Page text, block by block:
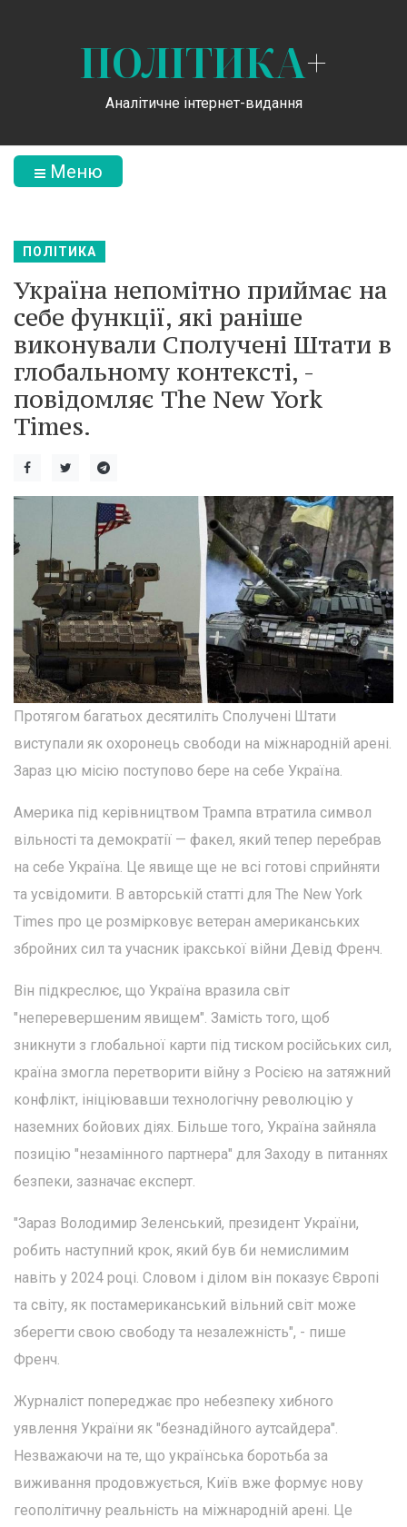
ПОЛІТИКА+
Аналітичне інтернет-видання
Меню
ПОЛІТИКА
Україна непомітно приймає на
себе функції, які раніше
виконували Сполучені Штати в
глобальному контексті, -
повідомляє The New York
Times.
Протягом багатьох десятиліть Сполучені Штати
виступали як охоронець свободи на міжнародній арені.
Зараз цю місію поступово бере на себе Україна.
Америка під керівництвом Трампа втратила символ
вільності та демократії — факел, який тепер перебрав
на себе Україна. Це явище ще не всі готові сприйняти
та усвідомити. В авторській статті для The New York
Times про це розмірковує ветеран американських
збройних сил та учасник іракської війни Девід Френч.
Він підкреслює, що Україна вразила світ
"неперевершеним явищем". Замість того, щоб
зникнути з глобальної карти під тиском російських сил,
країна змогла перетворити війну з Росією на затяжний
конфлікт, ініціювавши технологічну революцію у
наземних бойових діях. Більше того, Україна зайняла
позицію "незамінного партнера" для Заходу в питаннях
безпеки, зазначає експерт.
"Зараз Володимир Зеленський, президент України,
робить наступний крок, який був би немислимим
навіть у 2024 році. Словом і ділом він показує Європі
та світу, як постамериканський вільний світ може
зберегти свою свободу та незалежність", - пише
Френч.
Журналіст попереджає про небезпеку хибного
уявлення України як "безнадійного аутсайдера".
Незважаючи на те, що українська боротьба за
виживання продовжується, Київ вже формує нову
геополітичну реальність на міжнародній арені. Це